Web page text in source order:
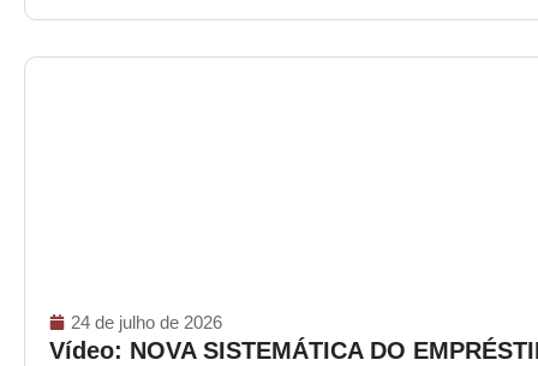
24 de julho de 2026
Vídeo: NOVA SISTEMÁTICA DO